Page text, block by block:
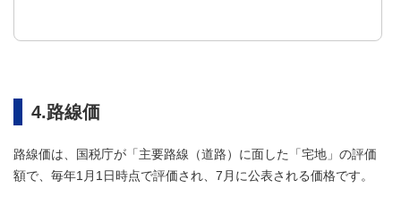
4.路線価
路線価は、国税庁が「主要路線（道路）に面した「宅地」の評価
額で、毎年1月1日時点で評価され、7月に公表される価格です。